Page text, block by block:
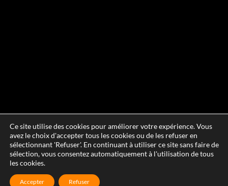
Ce site utilise des cookies pour améliorer votre expérience. Vous
avez le choix d'accepter tous les cookies ou de les refuser en
sélectionnant 'Refuser'. En continuant à utiliser ce site sans faire de
sélection, vous consentez automatiquement à l'utilisation de tous
les cookies.
Accepter Refuser